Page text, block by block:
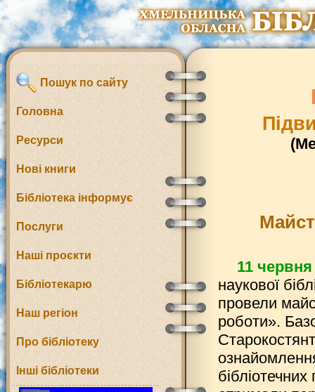
Пошук по сайту
Головна
Ресурси
Нові книги
Бібліотека інформує
Послуги
Наші проєкти
Бібліотекарю
Наш регіон
Про бібліотеку
Інші бібліотеки
11
наукової
провели
роботи».